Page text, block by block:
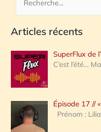
c
e
r
c
h
e
Articles récents
SuperFlux de
C’est l’été…
Épisode 17 //
Prénom :